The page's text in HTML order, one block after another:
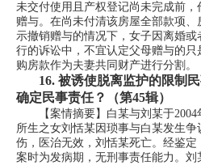
未交付使用且产权登记尚未完成前
赠与。在尚未付清该房屋全部款项
示撤销赠与的情况下，女子因离婚
行的诉讼中，不宜认定父母赠与的
购房款作为夫妻共同财产进行分割。
16. 被诱使脱离监护的限制
确定民事责任？（第45辑）
【案情摘要】白某与刘某于2004
所生之女刘恬某因琐事与白某发生
伤，医治无效，刘恬某死亡。经鉴
案时为发病期，无刑事责任能力。